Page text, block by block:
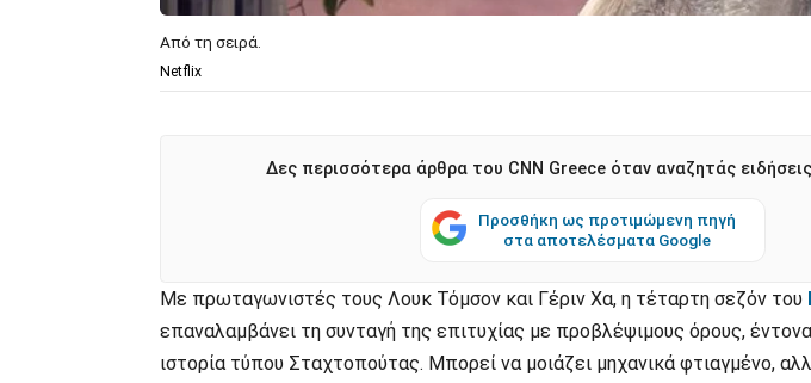
Από τη σειρά.
Netflix
Δες περισσότερα άρθρα του CNN Greece όταν αναζητάς
Προσθήκη ως προτιμώμενη πηγή
στα αποτελέσματα Google
Με πρωταγωνιστές τους Λουκ Τόμσον και Γέριν Χα, η τέταρτη σεζόν του
επαναλαμβάνει τη συνταγή της επιτυχίας με προβλέψιμους όρους,
ιστορία τύπου Σταχτοπούτας. Μπορεί να μοιάζει μηχανικά φτιαγμένο,